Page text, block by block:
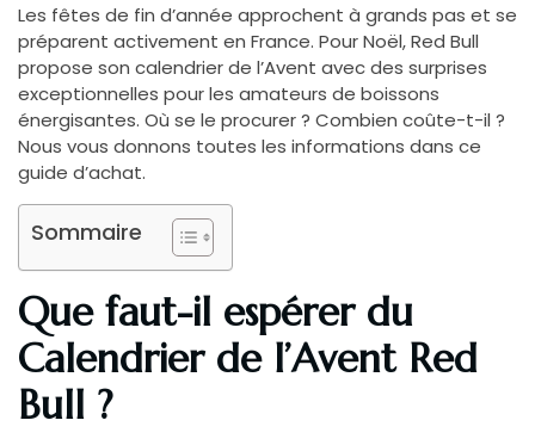
Les fêtes de fin d’année approchent à grands pas et se
préparent activement en France. Pour Noël, Red Bull
propose son calendrier de l’Avent avec des surprises
exceptionnelles pour les amateurs de boissons
énergisantes. Où se le procurer ? Combien coûte-t-il ?
Nous vous donnons toutes les informations dans ce
guide d’achat.
Sommaire
Que faut-il espérer du
Calendrier de l’Avent Red
Bull ?